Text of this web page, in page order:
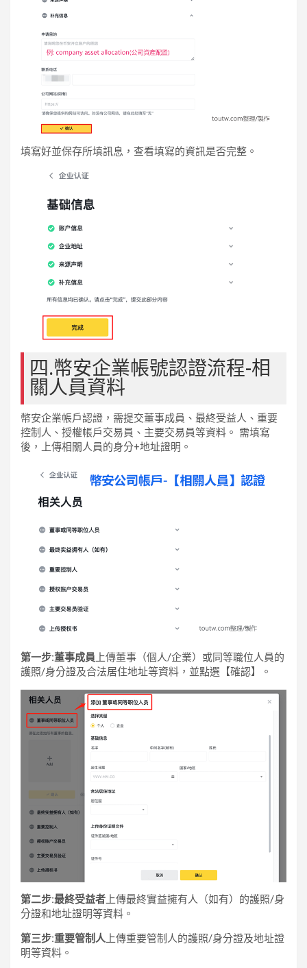
填寫好並保存所填訊息，查看填寫的資訊是否完整。
四.幣安企業帳號認證流程-相
關人員資料
幣安企業帳戶認證，需提交董事成員、最終受益人、重要
控制人、授權帳戶交易員、主要交易員等資料。 需填寫
後，上傳相關人員的身分+地址證明。
第一步:董事成員 上傳董事（個人/企業）或同等職位人員的
護照/身分證及合法居住地址等資料，並點選【確認】。
第二步:最終受益者 上傳最終實益擁有人（如有）的護照/身
分證和地址證明等資料。
第三步:重要管制人 上傳重要管制人的護照/身分證及地址證
明等資料。